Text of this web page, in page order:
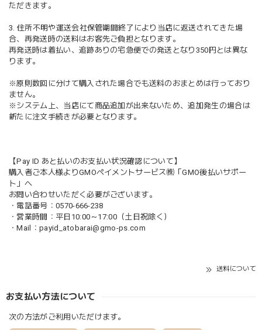
ただきます。
3. 住所不明や運送会社保管期間終了により当店に返送されてきた場
合、再発送時の送料はお客先ご負担となります。
再発送時は着払い、追跡ありの宅急便での発送となり350円とは異な
ります。
※原則数回に分けて購入された場合でも送料のおまとめは行っており
ません。
※システム上、当店にて商品追加が出来ないため、追加発生の場合は
新たに注文手続きが必要となります。
【Pay ID あと払いのお支払い状況確認について】
購入者ご本人様よりGMOペイメントサービス㈱「GMO後払いサポー
ト」へ
お問い合わせいただく必要がございます。
・電話番号：0570-666-238
・営業時間：平日10:00～17:00（土日祝除く）
・Mail： payid_atobarai@gmo-ps.com
送料について
お支払い方法について
次の方法がご利用いただけます。